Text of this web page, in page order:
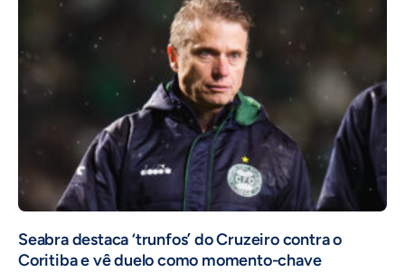
Seabra destaca ‘trunfos’ do Cruzeiro contra o
Coritiba e vê duelo como momento-chave